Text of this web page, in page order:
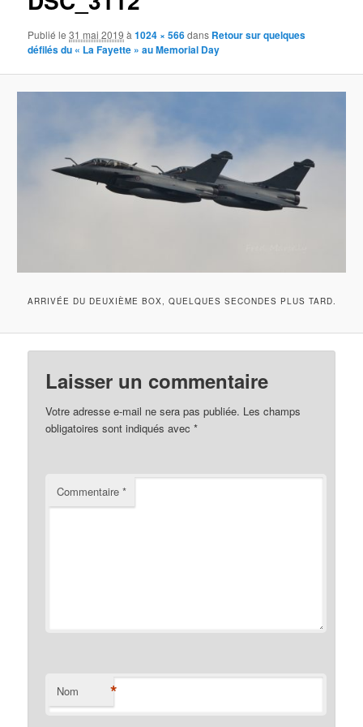
Publié le31 mai 2019 à1024 × 566dans Retour sur quelques
défilés du « La Fayette » au Memorial Day
ARRIVÉE DU DEUXIÈME BOX, QUELQUES SECONDES PLUS TARD.
Laisser un commentaire
Votre adresse e-mail ne sera pas publiée. Les champs
obligatoires sont indiqués avec*
Commentaire*
Nom *